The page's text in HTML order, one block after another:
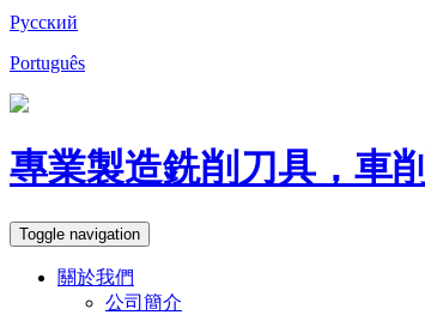
Русский
Português
專業製造銑削刀具，車
Toggle navigation
關於我們
公司簡介